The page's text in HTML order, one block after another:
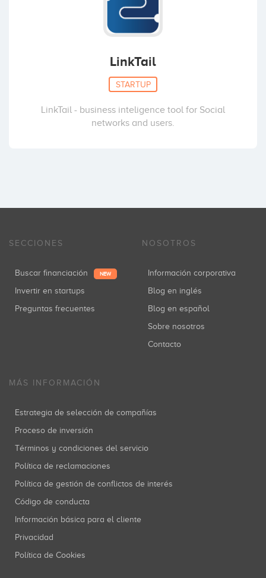
LinkTail
STARTUP
LinkTail - business inteligence tool for Social
networks and users.
SECCIONES
Buscar financiación NEW
Invertir en startups
Preguntas frecuentes
NOSOTROS
Información corporativa
Blog en inglés
Blog en español
Sobre nosotros
Contacto
MÁS INFORMACIÓN
Estrategia de selección de compañías
Proceso de inversión
Términos y condiciones del servicio
Política de reclamaciones
Política de gestión de conflictos de interés
Código de conducta
Información básica para el cliente
Privacidad
Política de Cookies